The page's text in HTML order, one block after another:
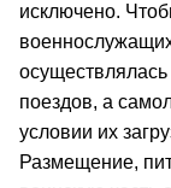
исключено.
поездов, а
условии их
Размещение,